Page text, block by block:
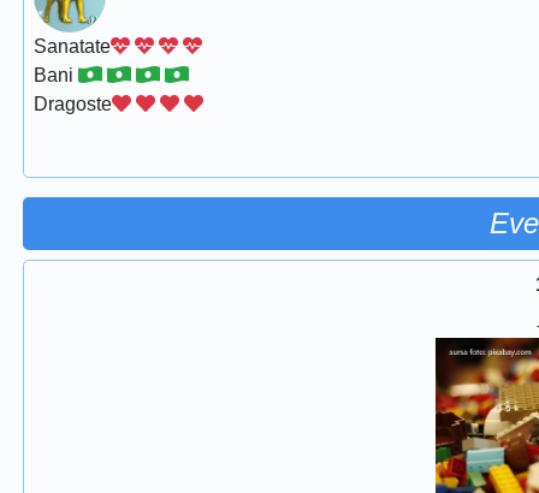
Sanatate
Bani
Dragoste